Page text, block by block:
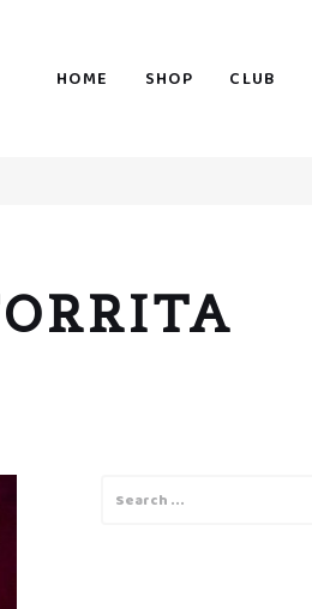
HOME SHOP CLUB
for: